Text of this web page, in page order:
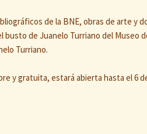
de la BNE, obras de arte y
de Juanelo Turriano del Museo
Turriano.
y gratuita, estará abierta hasta el 6